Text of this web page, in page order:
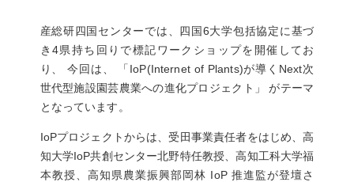
産総研四国センターでは、四国6大学包括協定に基づ
き4県持ち回りで標記ワークショップを開催してお
り、 今回は、 「IoP(Internet of Plants)が導くNext次
世代型施設園芸農業への進化プロジェクト」 がテーマ
となっています。
IoPプロジェクトからは、受田事業責任者をはじめ、高
知大学IoP共創センター北野特任教授、高知工科大学福
本教授、⾼知県農業振興部岡林 IoP 推進監が登壇さ